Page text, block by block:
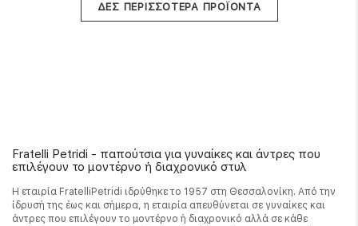
ΔΕΣ ΠΕΡΙΣΣΟΤΕΡΑ ΠΡΟΪΟΝΤΑ
Fratelli Petridi - παπούτσια για γυναίκες και άντρες που
επιλέγουν το μοντέρνο ή διαχρονικό στυλ
Η εταιρία FratelliPetridi ιδρύθηκε το 1957 στη Θεσσαλονίκη. Από την
ίδρυσή της έως και σήμερα, η εταιρία απευθύνεται σε γυναίκες και
άντρες που επιλέγουν το μοντέρνο ή διαχρονικό αλλά σε κάθε